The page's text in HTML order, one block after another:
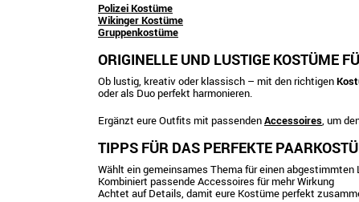
Polizei Kostüme
Wikinger Kostüme
Gruppenkostüme
ORIGINELLE UND LUSTIGE KOSTÜME
Ob lustig, kreativ oder klassisch – mit den richtigen
oder als Duo perfekt harmonieren.
Ergänzt eure Outfits mit passendenAccessoires, um
TIPPS FÜR DAS PERFEKTE
Wählt ein gemeinsames Thema für einen abgestimmten
Kombiniert passende Accessoires für mehr Wirkung
Achtet auf Details, damit eure Kostüme perfekt